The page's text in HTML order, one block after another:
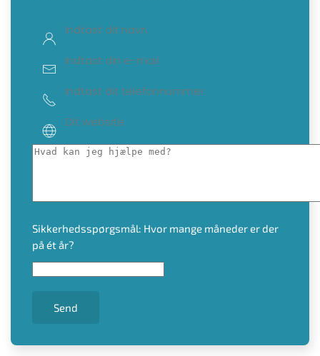
Sikkerhedsspørgsmål: Hvor mange måneder er der
på ét år?
Send